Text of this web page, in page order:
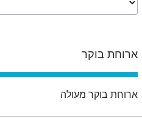
ארוחת בוקר
ארוחת בוקר מעולה